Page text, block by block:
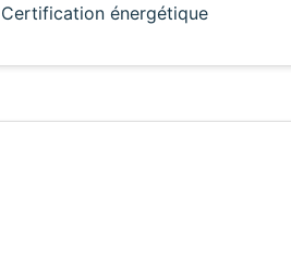
Certification énergétique